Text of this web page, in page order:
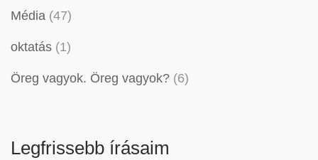
Média (47)
oktatás (1)
Öreg vagyok. Öreg vagyok? (6)
Legfrissebb írásaim